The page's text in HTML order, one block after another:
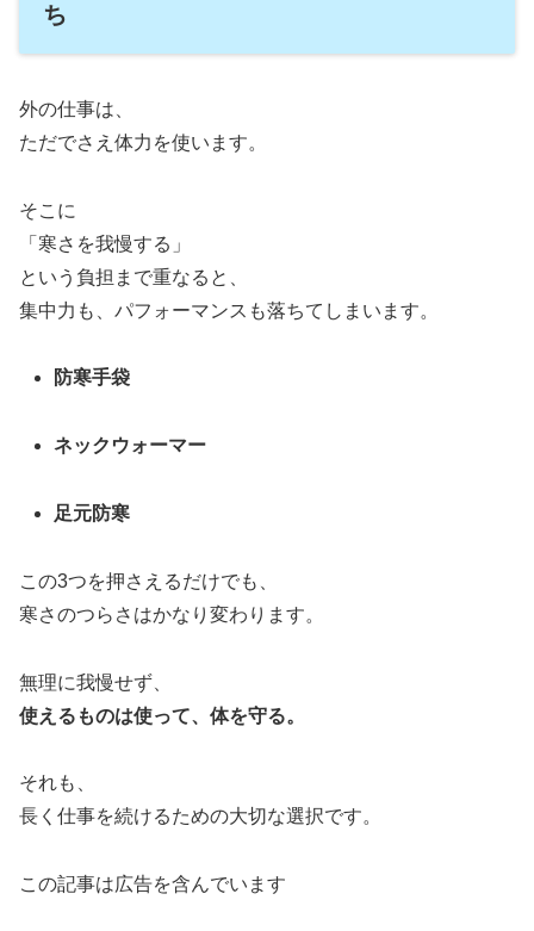
ち
外の仕事は、
ただでさえ体力を使います。
そこに
「寒さを我慢する」
という負担まで重なると、
集中力も、パフォーマンスも落ちてしまいます。
防寒手袋
ネックウォーマー
足元防寒
この3つを押さえるだけでも、
寒さのつらさはかなり変わります。
無理に我慢せず、
使えるものは使って、体を守る。
それも、
長く仕事を続けるための大切な選択です。
この記事は広告を含んでいます